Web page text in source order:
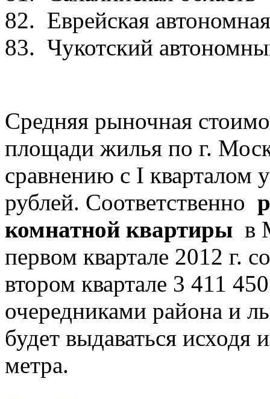
82. Еврейская
83. Чукотский
Средняя рыночная
площади жилья по г.
сравнению с I кварталом
рублей. Соответственно
комнатной квартиры в
первом квартале 2012 г.
втором квартале 3 411
очередниками района и
будет выдаваться исходя
метра.